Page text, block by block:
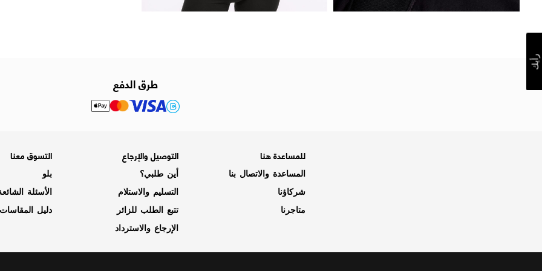
طرق الدفع
للمساعدة هنا
المساعدة والاتصال بنا
شركاؤنا
متاجرنا
التوصيل والإرجاع
أين طلبي؟
التسليم والاستلام
تتبع الطلب للزائر
الإرجاع والاسترداد
التسوق معنا
بلو
الأسئلة
دليل المقاسات
رأيك